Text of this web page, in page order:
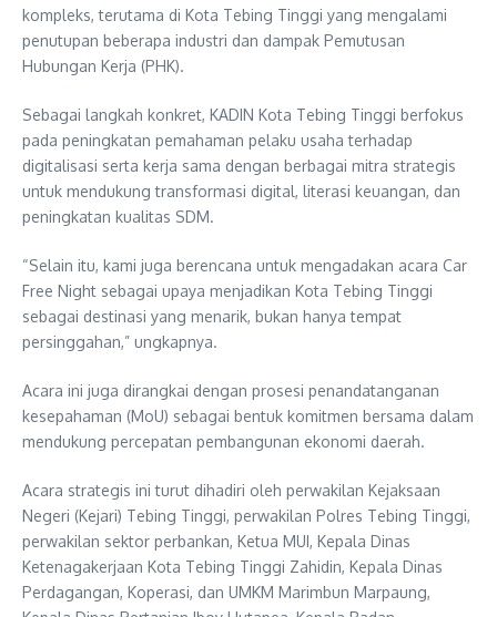
kompleks, terutama di Kota Tebing Tinggi yang mengalami
penutupan beberapa industri dan dampak Pemutusan
Hubungan Kerja (PHK).
Sebagai langkah konkret, KADIN Kota Tebing Tinggi berfokus
pada peningkatan pemahaman pelaku usaha terhadap
digitalisasi serta kerja sama dengan berbagai mitra strategis
untuk mendukung transformasi digital, literasi keuangan, dan
peningkatan kualitas SDM.
“Selain itu, kami juga berencana untuk mengadakan acara Car
Free Night sebagai upaya menjadikan Kota Tebing Tinggi
sebagai destinasi yang menarik, bukan hanya tempat
persinggahan,” ungkapnya.
Acara ini juga dirangkai dengan prosesi penandatanganan
kesepahaman (MoU) sebagai bentuk komitmen bersama dalam
mendukung percepatan pembangunan ekonomi daerah.
Acara strategis ini turut dihadiri oleh perwakilan Kejaksaan
Negeri (Kejari) Tebing Tinggi, perwakilan Polres Tebing Tinggi,
perwakilan sektor perbankan, Ketua MUI, Kepala Dinas
Ketenagakerjaan Kota Tebing Tinggi Zahidin, Kepala Dinas
Perdagangan, Koperasi, dan UMKM Marimbun Marpaung,